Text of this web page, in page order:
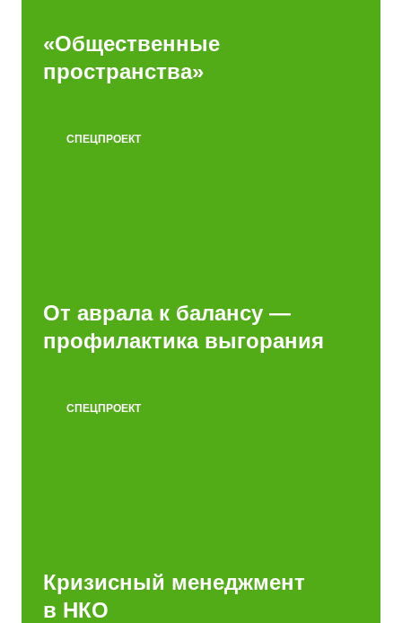
«Общественные
пространства»
СПЕЦПРОЕКТ
От аврала к балансу —
профилактика выгорания
СПЕЦПРОЕКТ
Кризисный менеджмент
в НКО